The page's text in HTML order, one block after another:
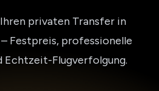
privaten Transfer in
Festpreis, professionelle
Echtzeit-Flugverfolgung.